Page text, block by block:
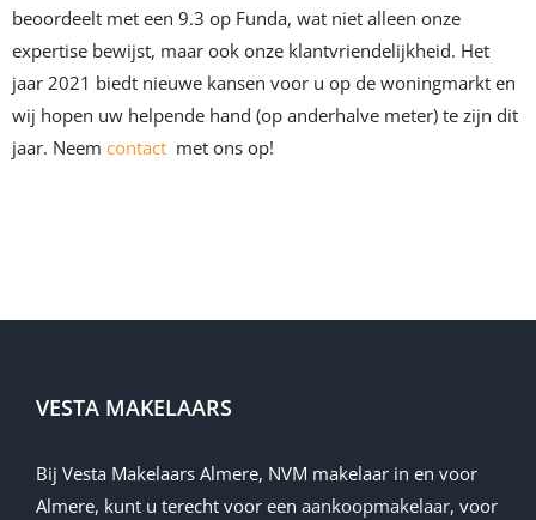
beoordeelt met een 9.3 op Funda, wat niet alleen onze
expertise bewijst, maar ook onze klantvriendelijkheid. Het
jaar 2021 biedt nieuwe kansen voor u op de woningmarkt en
wij hopen uw helpende hand (op anderhalve meter) te zijn dit
jaar. Neem contact met ons op!
VESTA MAKELAARS
Bij Vesta Makelaars Almere, NVM makelaar in en voor
Almere, kunt u terecht voor een aankoopmakelaar, voor